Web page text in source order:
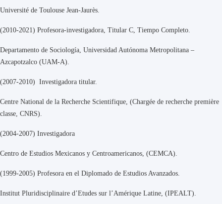
Université de Toulouse Jean-Jaurès.
(2010-2021) Profesora-investigadora, Titular C, Tiempo Completo.
Departamento de Sociología, Universidad Autónoma Metropolitana –
Azcapotzalco (UAM-A).
(2007-2010) Investigadora titular.
Centre National de la Recherche Scientifique, (Chargée de recherche première
classe, CNRS).
(2004-2007) Investigadora
Centro de Estudios Mexicanos y Centroamericanos, (CEMCA).
(1999-2005) Profesora en el Diplomado de Estudios Avanzados.
Institut Pluridisciplinaire d’Etudes sur l’Amérique Latine, (IPEALT).